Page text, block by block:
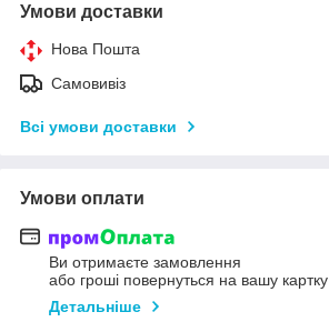
Умови доставки
Нова Пошта
Самовивіз
Всі умови доставки
Умови оплати
Ви отримаєте замовлення
або гроші повернуться на вашу картку
Детальніше